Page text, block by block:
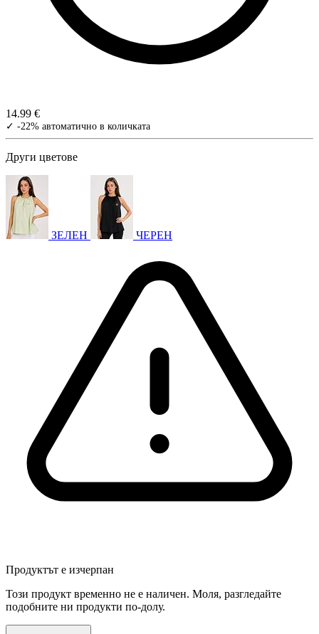
14.99 €
✓ -22% автоматично в количката
Други цветове
ЗЕЛЕН ЧЕРЕН
Продуктът е изчерпан
Този продукт временно не е наличен. Моля, разгледайте
подобните ни продукти по-долу.